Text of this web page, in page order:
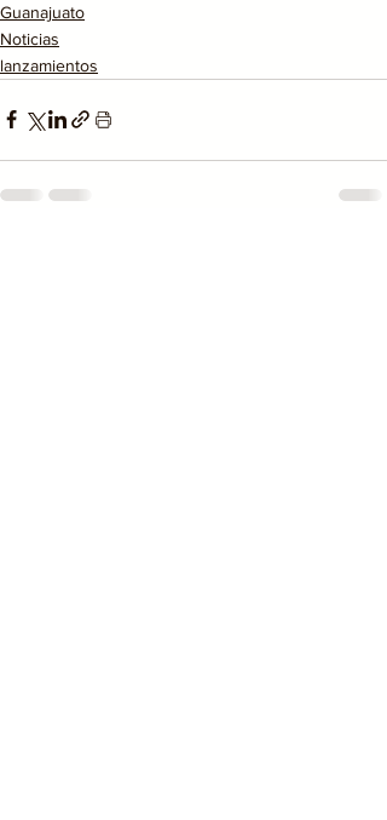
Guanajuato
Noticias
lanzamientos